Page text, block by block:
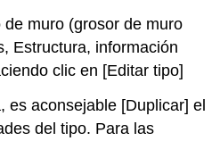
muro (grosor de muro
Estructura, información
clic en [Editar tipo]
es aconsejable [Duplicar] el
del tipo. Para las